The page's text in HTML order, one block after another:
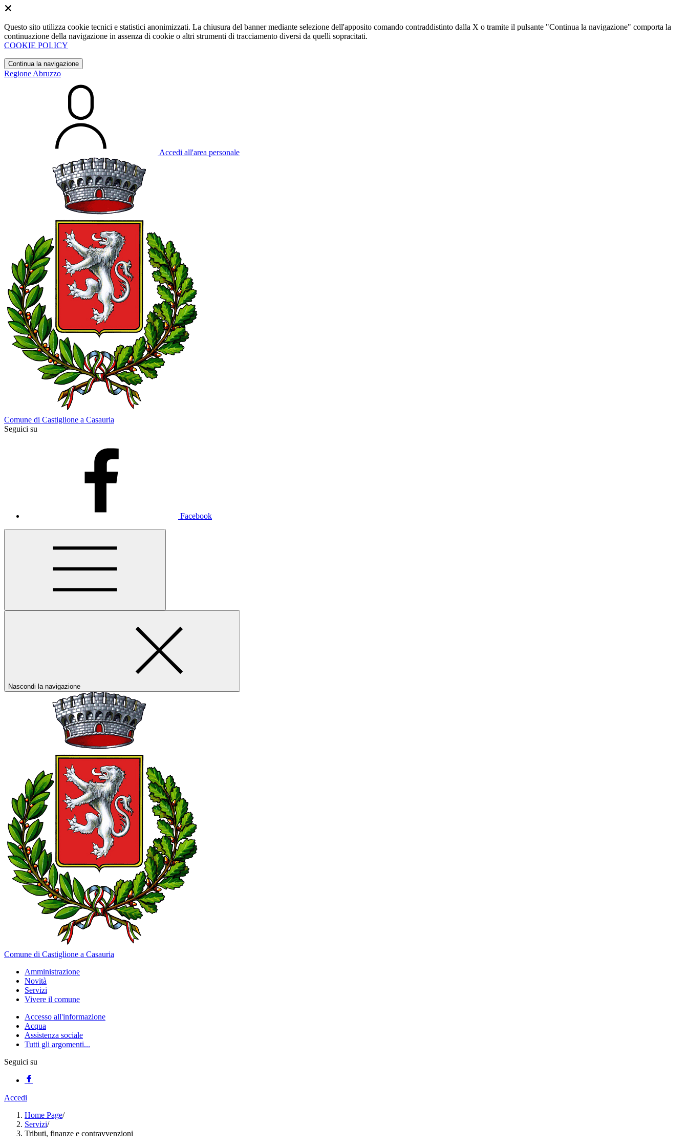
Questo sito utilizza cookie tecnici e statistici anonimizzati. La chiusura del banner mediante selezione dell'apposito comando contraddistinto dalla X o tramite il pulsante "Continua la navigazione" comporta la
continuazione della navigazione in assenza di cookie o altri strumenti di tracciamento diversi da quelli sopracitati.
COOKIE POLICY
Continua la navigazione
Regione Abruzzo
Accedi all'area personale
Comune di Castiglione a Casauria
Seguici su
Facebook
Nascondi la navigazione
Comune di Castiglione a Casauria
Amministrazione
Novità
Servizi
Vivere il comune
Accesso all'informazione
Acqua
Assistenza sociale
Tutti gli argomenti...
Seguici su
Accedi
Home Page/
Servizi/
Tributi, finanze e contravvenzioni